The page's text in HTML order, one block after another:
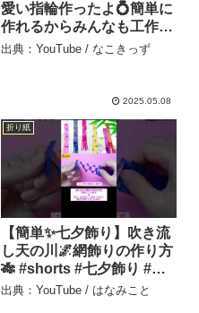
愛い指輪作ったよ💍簡単に
作れるからみんなも工作し
てみてね♫ – なこきっず
出典：YouTube / なこきっず
2025.05.08
折り紙
【簡単✨七夕飾り】吹き流
し天の川🌌網飾りの作り方
🎋 #shorts #七夕飾り #折
り紙 #作り方 #天の川 – は
出典：YouTube / はなみこと